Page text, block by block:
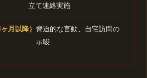
立て連絡実施
月以降） 脅迫的な言動、自宅訪問の
示唆